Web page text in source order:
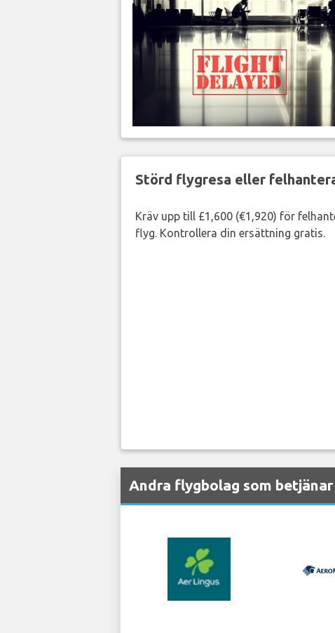
Störd flygresa eller
Kräv upp till £1,600 (€1,920) för
flyg. Kontrollera din ersättning gratis.
Andra flygbolag som